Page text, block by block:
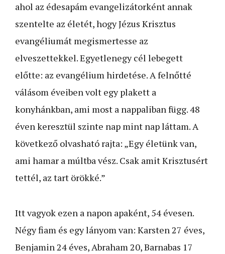
ahol az édesapám evangelizátorként annak
szentelte az életét, hogy Jézus Krisztus
evangéliumát megismertesse az
elveszettekkel. Egyetlenegy cél lebegett
előtte: az evangélium hirdetése. A felnőtté
válásom éveiben volt egy plakett a
konyhánkban, ami most a nappaliban függ. 48
éven keresztül szinte nap mint nap láttam. A
következő olvasható rajta: „Egy életünk van,
ami hamar a múltba vész. Csak amit Krisztusért
tettél, az tart örökké.”
Itt vagyok ezen a napon apaként, 54 évesen.
Négy fiam és egy lányom van: Karsten 27 éves,
Benjamin 24 éves, Abraham 20, Barnabas 17